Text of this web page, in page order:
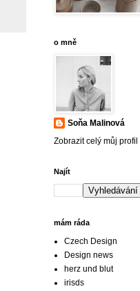
o mně
Soňa Malinová
Zobrazit celý můj profil
Najít
mám ráda
Czech Design
Design news
herz und blut
irisds